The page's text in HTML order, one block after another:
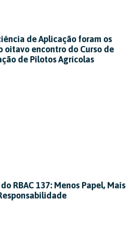
de Aplicação foram os
oitavo encontro do Curso de
de Pilotos Agrícolas
RBAC 137: Menos Papel, Mais